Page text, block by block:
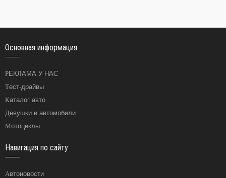
Основная информация
РЕКЛАМА У НАС
Тест-драйвы
Каталог авто
Девушки и автомобили
Мотоциклы
Навигация по сайту
Автоновости